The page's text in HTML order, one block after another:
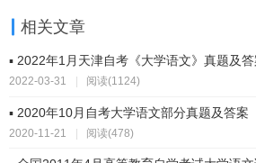
相关文章
▪ 2022年1月天津自考《大学语文》真题及答
2022-03-31 | 阅读(1124)
▪ 2020年10月自考大学语文部分真题及答案
2020-11-21 | 阅读(478)